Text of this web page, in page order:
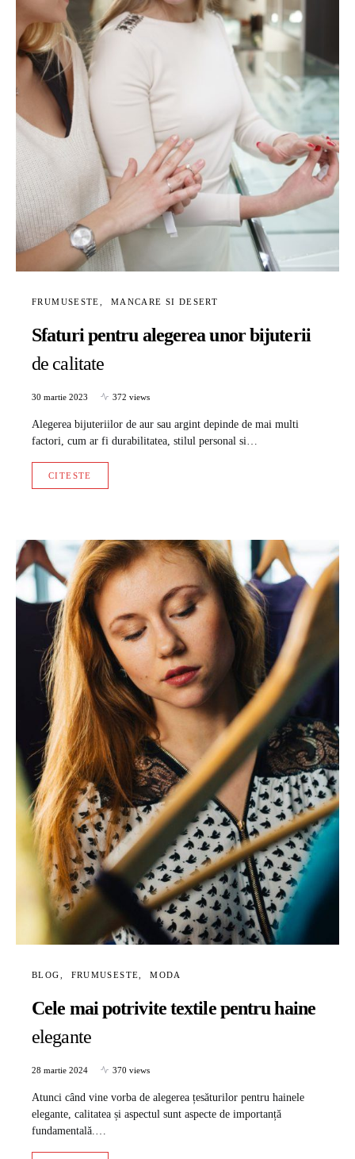
FRUMUSESTE MANCARE SI DESERT
Sfaturi pentru alegerea unor bijuterii
de calitate
30 martie 2023 372 views
Alegerea bijuteriilor de aur sau argint depinde de mai multi
factori, cum ar fi durabilitatea, stilul personal si…
CITESTE
BLOG FRUMUSESTE MODA
Cele mai potrivite textile pentru haine
elegante
28 martie 2024 370 views
Atunci când vine vorba de alegerea țesăturilor pentru hainele
elegante, calitatea și aspectul sunt aspecte de importanță
fundamentală.…